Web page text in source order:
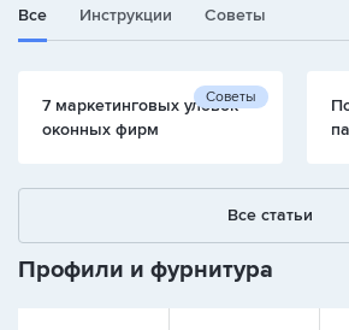
Все Инструкции Советы
Советы
7 маркетинговых уловок
оконных фирм
Все статьи
Профили и фурнитура